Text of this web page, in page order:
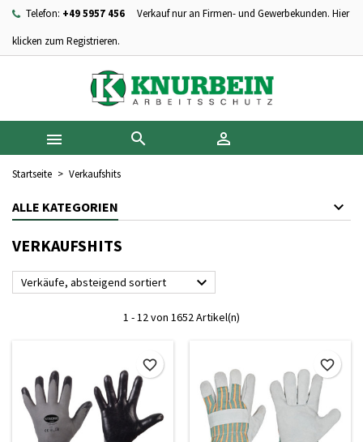
Telefon: +49 5957 456
Verkauf nur an Firmen- und Gewerbekunden. Hier
klicken zum Registrieren.
  
Startseite Verkaufshits
ALLE KATEGORIEN
VERKAUFSHITS
Verkäufe, absteigend sortiert 
1 - 12 von 1652 Artikel(n)
favorite_border favorite_border
Ihre Wunschlisten ×
Neue Liste anlegen
((modalTitle)) ×
((confirmMessage))
((cancelText)) ((modalDeleteText))
Wunschliste erstellen ×
Name der Wunschliste
Abbrechen Wunschliste erstellen
Anmelden ×
Sie müssen angemeldet sein, um Artikel Ihrer Wunschliste
hinzufügen zu können.
Abbrechen